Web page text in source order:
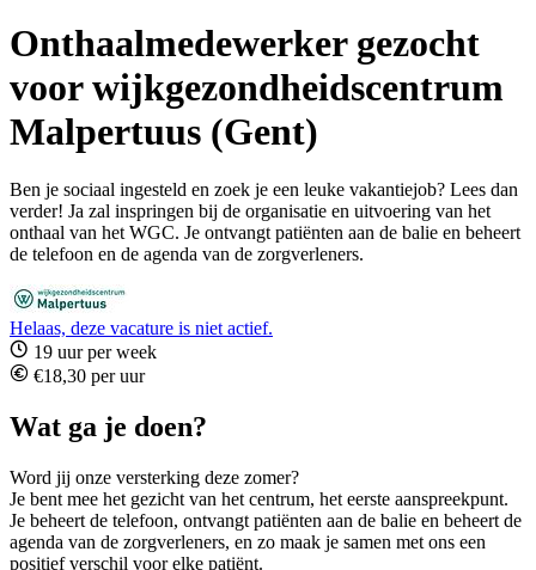
Onthaalmedewerker gezocht
voor wijkgezondheidscentrum
Malpertuus (Gent)
Ben je sociaal ingesteld en zoek je een leuke vakantiejob? Lees dan
verder! Ja zal inspringen bij de organisatie en uitvoering van het
onthaal van het WGC. Je ontvangt patiënten aan de balie en beheert
de telefoon en de agenda van de zorgverleners.
Helaas, deze vacature is niet actief.
19 uur per week
€18,30 per uur
Wat ga je doen?
Word jij onze versterking deze zomer?
Je bent mee het gezicht van het centrum, het eerste aanspreekpunt.
Je beheert de telefoon, ontvangt patiënten aan de balie en beheert de
agenda van de zorgverleners, en zo maak je samen met ons een
positief verschil voor elke patiënt.